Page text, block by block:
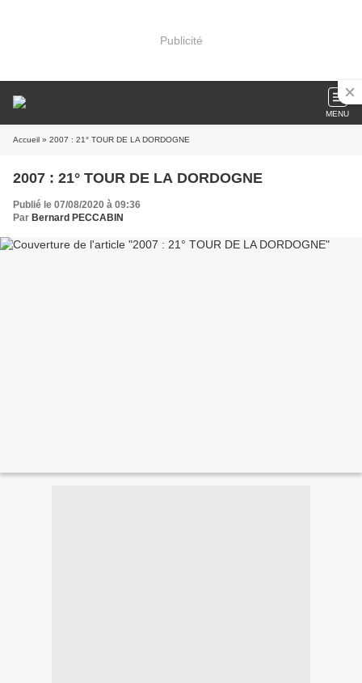
Publicité
MENU
Accueil » 2007 : 21° TOUR DE LA DORDOGNE
2007 : 21° TOUR DE LA DORDOGNE
Publié le 07/08/2020 à 09:36
Par Bernard PECCABIN